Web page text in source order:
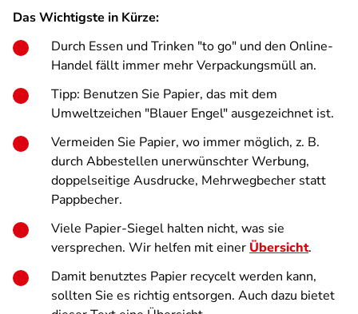
Das Wichtigste in Kürze:
Durch Essen und Trinken "to go" und den Online-
Handel fällt immer mehr Verpackungsmüll an.
Tipp: Benutzen Sie Papier, das mit dem
Umweltzeichen "Blauer Engel" ausgezeichnet ist.
Vermeiden Sie Papier, wo immer möglich, z. B.
durch Abbestellen unerwünschter Werbung,
doppelseitige Ausdrucke, Mehrwegbecher statt
Pappbecher.
Viele Papier-Siegel halten nicht, was sie
versprechen. Wir helfen mit einer Übersicht.
Damit benutztes Papier recycelt werden kann,
sollten Sie es richtig entsorgen. Auch dazu bietet